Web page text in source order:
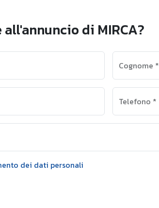
di MIRCA?
Cognome *
Telefono *
dei dati personali